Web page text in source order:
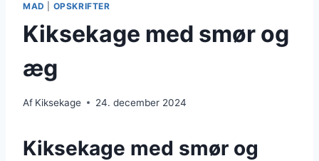
MAD OPSKRIFTER
Kiksekage med smør og
æg
Af Kiksekage 24. december 2024
Kiksekage med smør og